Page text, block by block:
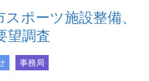
ポーツ施設整備、
望調査
事務局